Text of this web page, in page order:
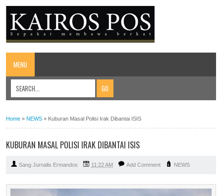
MENU
Home » NEWS » Kuburan Masal Polisi Irak Dibantai ISIS
KUBURAN MASAL POLISI IRAK DIBANTAI ISIS
Sang Jurnalis Ermandos 11:22 AM Add Comment NEWS